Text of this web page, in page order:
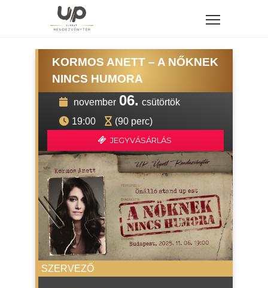
KORMOS ANETT – A NŐKNEK
NINCS HUMORA
november 06. csütörtök
19:00
(90 perc)
JEGYVÁSÁRLÁS
SZERVEZŐ